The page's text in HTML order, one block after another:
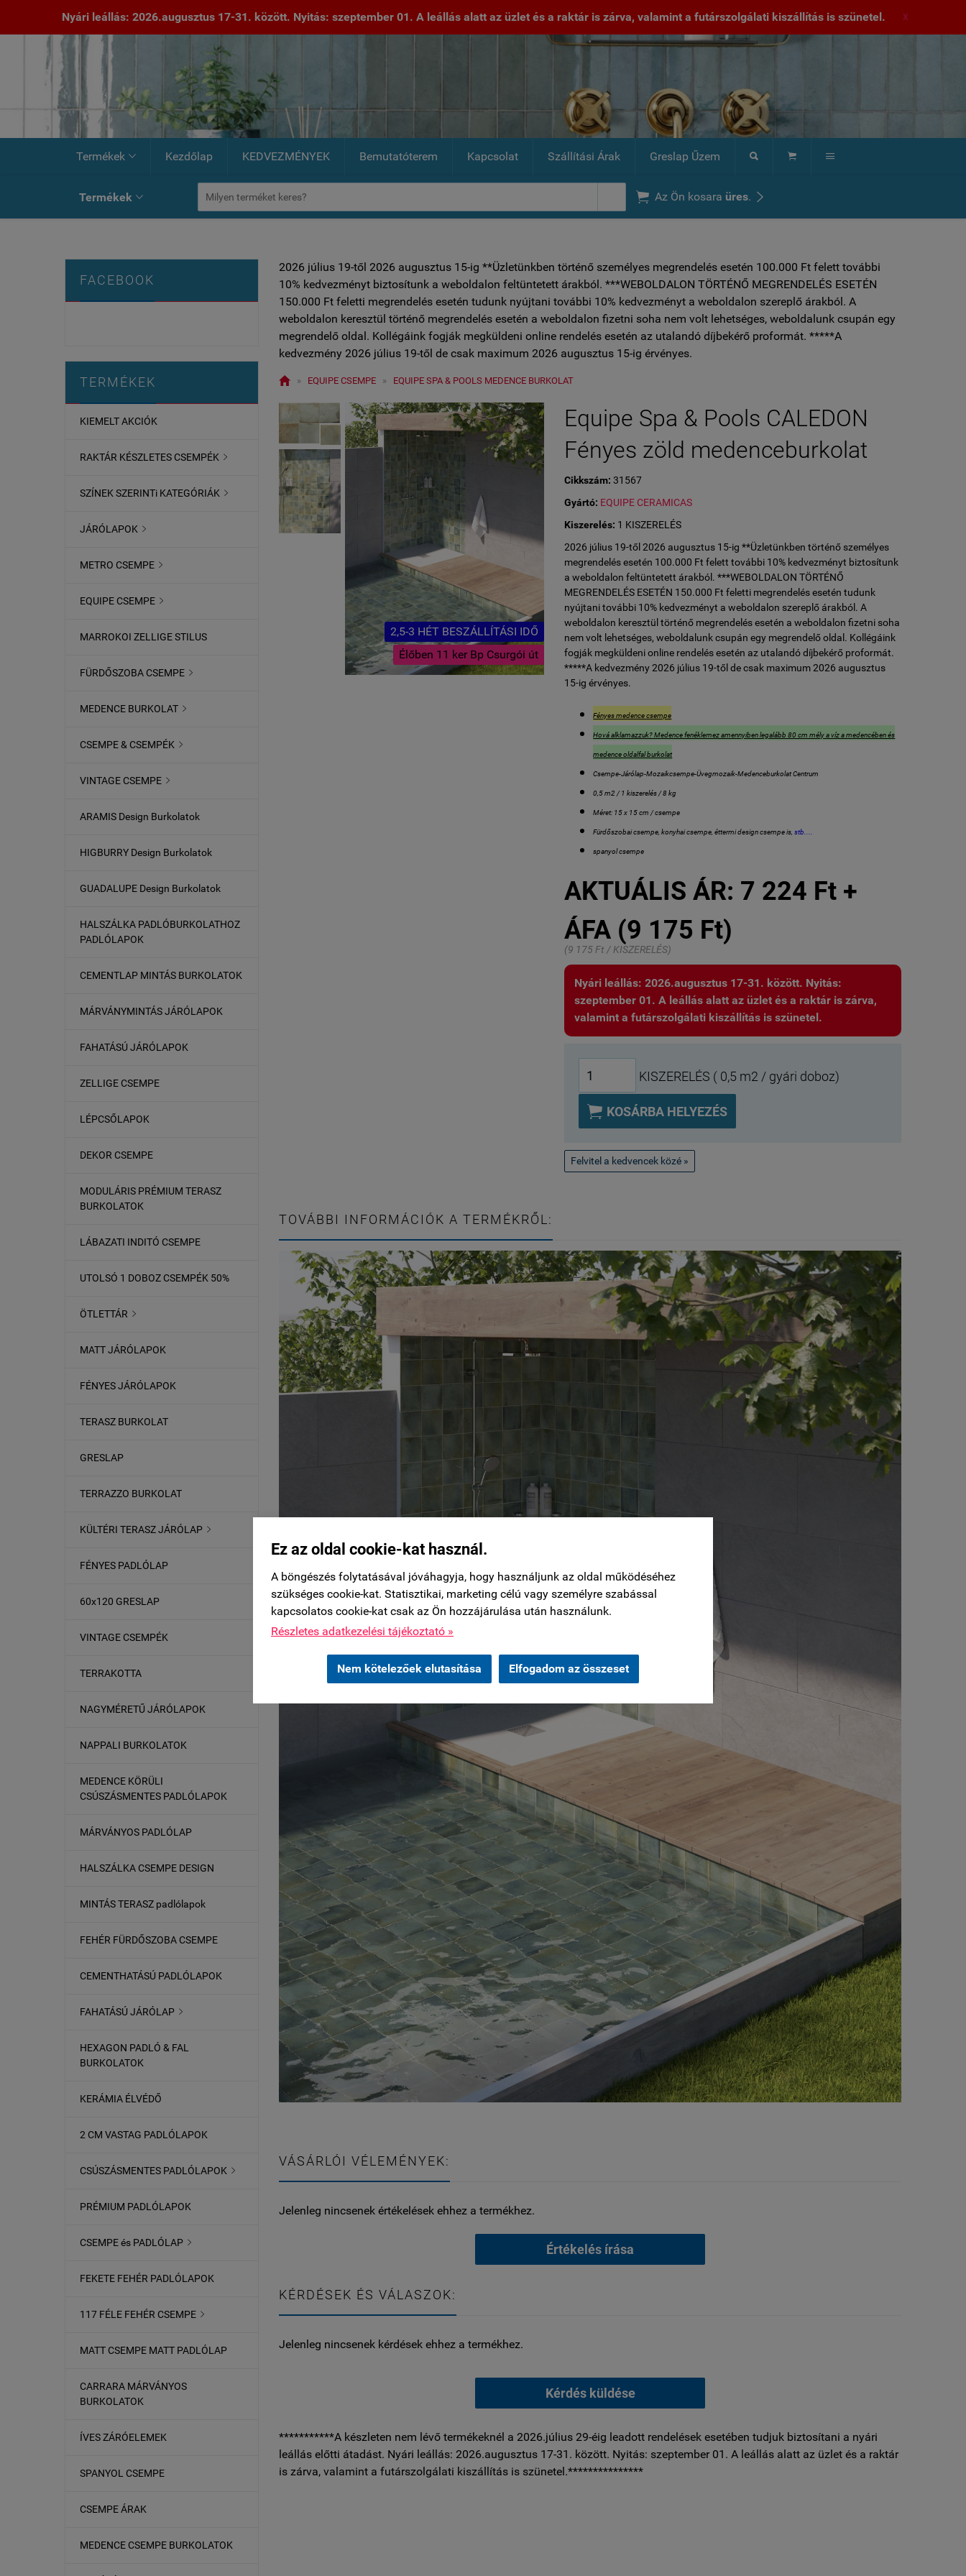
Ez az oldal cookie-kat használ.
A böngészés folytatásával jóváhagyja, hogy használjunk az oldal működéséhez
szükséges cookie-kat. Statisztikai, marketing célú vagy személyre szabással
kapcsolatos cookie-kat csak az Ön hozzájárulása után használunk.
Részletes adatkezelési tájékoztató »
Nem kötelezőek elutasítása Elfogadom az összeset
Nyári leállás: 2026.augusztus 17-31. között. Nyitás: szeptember 01. A leállás alatt az üzlet és a raktár is zárva, valamint a futárszolgálati kiszállítás is szünetel. X
Termékek  Kezdőlap KEDVEZMÉNYEK Bemutatóterem Kapcsolat Szállítási Árak Greslap Űzem   
Termékek   Az Ön kosara üres. 
FACEBOOK
TERMÉKEK
KIEMELT AKCIÓK
RAKTÁR KÉSZLETES CSEMPÉK 
SZÍNEK SZERINTi KATEGÓRIÁK 
JÁRÓLAPOK 
METRO CSEMPE 
EQUIPE CSEMPE 
MARROKOI ZELLIGE STILUS
FÜRDŐSZOBA CSEMPE 
MEDENCE BURKOLAT 
CSEMPE & CSEMPÉK 
VINTAGE CSEMPE 
ARAMIS Design Burkolatok
HIGBURRY Design Burkolatok
GUADALUPE Design Burkolatok
HALSZÁLKA PADLÓBURKOLATHOZ
PADLÓLAPOK
CEMENTLAP MINTÁS BURKOLATOK
MÁRVÁNYMINTÁS JÁRÓLAPOK
FAHATÁSÚ JÁRÓLAPOK
ZELLIGE CSEMPE
LÉPCSŐLAPOK
DEKOR CSEMPE
MODULÁRIS PRÉMIUM TERASZ
BURKOLATOK
LÁBAZATI INDITÓ CSEMPE
UTOLSÓ 1 DOBOZ CSEMPÉK 50%
ÖTLETTÁR 
MATT JÁRÓLAPOK
FÉNYES JÁRÓLAPOK
TERASZ BURKOLAT
GRESLAP
TERRAZZO BURKOLAT
KÜLTÉRI TERASZ JÁRÓLAP 
FÉNYES PADLÓLAP
60x120 GRESLAP
VINTAGE CSEMPÉK
TERRAKOTTA
NAGYMÉRETŰ JÁRÓLAPOK
NAPPALI BURKOLATOK
MEDENCE KÖRÜLI
CSÚSZÁSMENTES PADLÓLAPOK
MÁRVÁNYOS PADLÓLAP
HALSZÁLKA CSEMPE DESIGN
MINTÁS TERASZ padlólapok
FEHÉR FÜRDŐSZOBA CSEMPE
CEMENTHATÁSÚ PADLÓLAPOK
FAHATÁSÚ JÁRÓLAP 
HEXAGON PADLÓ & FAL
BURKOLATOK
KERÁMIA ÉLVÉDŐ
2 CM VASTAG PADLÓLAPOK
CSÚSZÁSMENTES PADLÓLAPOK 
PRÉMIUM PADLÓLAPOK
CSEMPE és PADLÓLAP 
FEKETE FEHÉR PADLÓLAPOK
117 FÉLE FEHÉR CSEMPE 
MATT CSEMPE MATT PADLÓLAP
CARRARA MÁRVÁNYOS
BURKOLATOK
ÍVES ZÁRÓELEMEK
SPANYOL CSEMPE
CSEMPE ÁRAK
MEDENCE CSEMPE BURKOLATOK
2026 július 19-től 2026 augusztus 15-ig **Üzletünkben történő személyes megrendelés esetén 100.000 Ft felett további
10% kedvezményt biztosítunk a weboldalon feltüntetett árakból. ***WEBOLDALON TÖRTÉNŐ MEGRENDELÉS ESETÉN
150.000 Ft feletti megrendelés esetén tudunk nyújtani további 10% kedvezményt a weboldalon szereplő árakból. A
weboldalon keresztül történő megrendelés esetén a weboldalon fizetni soha nem volt lehetséges, weboldalunk csupán egy
megrendelő oldal. Kollégáink fogják megküldeni online rendelés esetén az utalandó díjbekérő proformát. *****A
kedvezmény 2026 július 19-től de csak maximum 2026 augusztus 15-ig érvényes.
 » EQUIPE CSEMPE » EQUIPE SPA & POOLS MEDENCE BURKOLAT
2,5-3 HÉT BESZÁLLÍTÁSI IDŐ
Élőben 11 ker Bp Csurgói út
Equipe Spa & Pools CALEDON
Fényes zöld medenceburkolat
Cikkszám: 31567
Gyártó: EQUIPE CERAMICAS
Kiszerelés: 1 KISZERELÉS
2026 július 19-től 2026 augusztus 15-ig **Üzletünkben történő személyes
megrendelés esetén 100.000 Ft felett további 10% kedvezményt biztosítunk
a weboldalon feltüntetett árakból. ***WEBOLDALON TÖRTÉNŐ
MEGRENDELÉS ESETÉN 150.000 Ft feletti megrendelés esetén tudunk
nyújtani további 10% kedvezményt a weboldalon szereplő árakból. A
weboldalon keresztül történő megrendelés esetén a weboldalon fizetni soha
nem volt lehetséges, weboldalunk csupán egy megrendelő oldal. Kollégáink
fogják megküldeni online rendelés esetén az utalandó díjbekérő proformát.
*****A kedvezmény 2026 július 19-től de csak maximum 2026 augusztus
15-ig érvényes.
Fényes medence csempe
Hová alklamazzuk? Medence fenéklemez amennyiben legalább 80 cm mély a víz a medencében és
medence oldalfal burkolat
Csempe-Járólap-Mozaikcsempe-Üvegmozaik-Medenceburkolat Centrum
0,5 m2 / 1 kiszerelés / 8 kg
Méret: 15 x 15 cm / csempe
Fürdőszobai csempe, konyhai csempe, éttermi design csempe is,stb....
spanyol csempe
AKTUÁLIS ÁR: 7 224 Ft +
ÁFA (9 175 Ft)
(9 175 Ft / KISZERELÉS)
Nyári leállás: 2026.augusztus 17-31. között. Nyitás:
szeptember 01. A leállás alatt az üzlet és a raktár is zárva,
valamint a futárszolgálati kiszállítás is szünetel.
KISZERELÉS ( 0,5 m2 / gyári doboz)
 KOSÁRBA HELYEZÉS
Felvitel a kedvencek közé »
TOVÁBBI INFORMÁCIÓK A TERMÉKRŐL:
VÁSÁRLÓI VÉLEMÉNYEK:
Jelenleg nincsenek értékelések ehhez a termékhez.
Értékelés írása
KÉRDÉSEK ÉS VÁLASZOK:
Jelenleg nincsenek kérdések ehhez a termékhez.
Kérdés küldése
***********A készleten nem lévő termékeknél a 2026.július 29-éig leadott rendelések esetében tudjuk biztosítani a nyári
leállás előtti átadást. Nyári leállás: 2026.augusztus 17-31. között. Nyitás: szeptember 01. A leállás alatt az üzlet és a raktár
is zárva, valamint a futárszolgálati kiszállítás is szünetel.***************